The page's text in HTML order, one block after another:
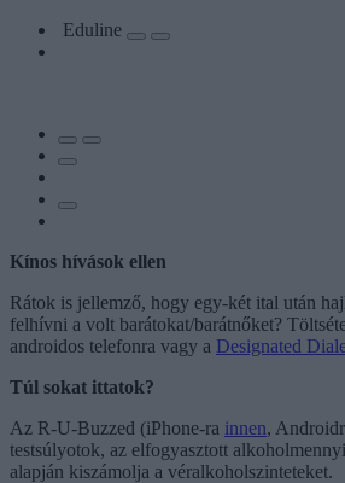
Eduline
Kínos hívások ellen
Rátok is jellemző, hogy egy-két ital után
felhívni a volt barátokat/barátnőket?
androidos telefonra vagy a Designated
Túl sokat ittatok?
Az R-U-Buzzed (iPhone-ra innen,
testsúlyotok, az elfogyasztott
alapján kiszámolja a véralkoholszinteteket.